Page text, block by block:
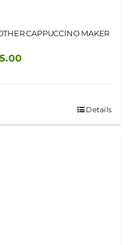
CAPPUCCINO MAKER
Details